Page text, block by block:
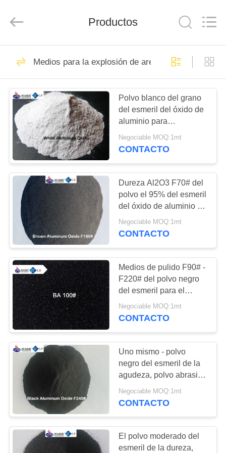
HOGAR
PRODUCTOS
VÍDEOS
SOBRE
NOSOTROS
VIAJE
FÁBRICA
CONTROL
DE
CALIDAD
ÉNTRENOS
CONTACTO
CON
NOTICIAS
Abrasive
Import&Export
Rights
Voladura de
cerámica de la gota
187
Medios de voladura
de cerámica
170
Granallado de
cerámica
34
Medios de molienda
de circonia
80
Productos
Medios para la explosión de arena de zirconio
Polvo blanco del grano
del esmeril del óxido de
aluminio para
polaco/lapping/moler
Negociable MOQ:1mt
CONTACTO
Dureza Al2O3 F70# del
polvo el 95% del esmeril
del óxido de aluminio de
Brown alta - modelo de
F220#
Negociable MOQ:1mt
CONTACTO
Medios de pulido F90# -
F220# del polvo negro
del esmeril para el
polaco del acero
inoxidable
Negociable MOQ:1mt
CONTACTO
Uno mismo - polvo
negro del esmeril de la
agudeza, polvo abrasivo
del esmeril 325#/1000#
para las ceras de pulido
Negociable MOQ:1mt
CONTACTO
El polvo moderado del
esmeril de la dureza,